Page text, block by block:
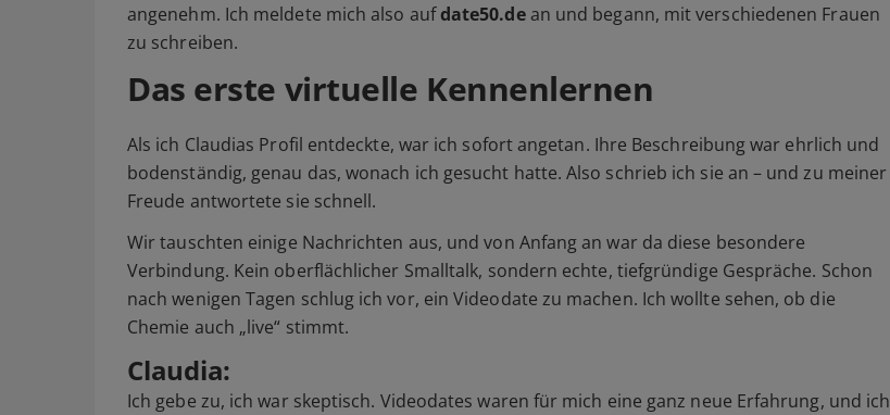
angenehm. Ich meldete mich also aufdate50.dean und begann, mit verschiedenen Frauen
zu schreiben.
Das erste virtuelle Kennenlernen
Als ich Claudias Profil entdeckte, war ich sofort angetan. Ihre Beschreibung war ehrlich und
bodenständig, genau das, wonach ich gesucht hatte. Also schrieb ich sie an – und zu meiner
Freude antwortete sie schnell.
Wir tauschten einige Nachrichten aus, und von Anfang an war da diese besondere
Verbindung. Kein oberflächlicher Smalltalk, sondern echte, tiefgründige Gespräche. Schon
nach wenigen Tagen schlug ich vor, ein Videodate zu machen. Ich wollte sehen, ob die
Chemie auch „live“ stimmt.
Claudia:
Ich gebe zu, ich war skeptisch. Videodates waren für mich eine ganz neue Erfahrung, und ich